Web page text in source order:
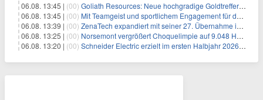
06.08. 13:45 | (00) Goliath Resources: Neue hochgradige Goldtreffer erweitern Surebet-Entdeckung deutlich
06.08. 13:45 | (00) Mit Teamgeist und sportlichem Engagement für den guten Zweck: REYHER spendet beim 11. UKE-Benefizlauf Rekordsumme zugunsten des Kinderschutzes
06.08. 13:39 | (00) ZenaTech expandiert mit seiner 27. Übernahme im Drone-as-a-Service-Geschäft nach Idaho und erweitert sein Angebot an drohnengestützten Serviceleistungen im Vermessungs- und Bauingenieurwesen für Kunden aus dem Regierungs- und Bausektor
06.08. 13:25 | (00) Norsemont vergrößert Choquelimpie auf 9.048 Hektar – Landpaket wächst um 57%
06.08. 13:20 | (00) Schneider Electric erzielt im ersten Halbjahr 2026 starke Fortschritte bei der Umsetzung seiner Nachhaltigkeits-Roadmap Impact 2030